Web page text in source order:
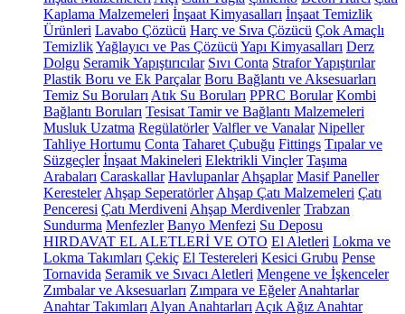
Kaplama Malzemeleri İnşaat Kimyasalları İnşaat Temizlik
Ürünleri Lavabo Çözücü Harç ve Sıva Çözücü Çok Amaçlı
TemizlikYağlayıcı ve Pas Çözücü Yapı Kimyasalları Derz
Dolgu Seramik Yapıştırıcılar Sıvı Conta Strafor Yapıştırılar
Plastik Boru ve Ek Parçalar Boru Bağlantı ve Aksesuarları
Temiz Su Boruları Atık Su Boruları PPRC Borular Kombi
Bağlantı Boruları Tesisat Tamir ve Bağlantı Malzemeleri
Musluk Uzatma Regülatörler Valfler ve Vanalar Nipeller
Tahliye Hortumu Conta Taharet Çubuğu Fittings Tıpalar ve
Süzgeçler İnşaat Makineleri Elektrikli Vinçler Taşıma
Arabaları Caraskallar Havlupanlar Ahşaplar Masif Paneller
Keresteler Ahşap Seperatörler Ahşap Çatı Malzemeleri Çatı
Penceresi Çatı Merdiveni Ahşap Merdivenler Trabzan
Sundurma Menfezler Banyo Menfezi Su Deposu
HIRDAVAT EL ALETLERİ VE OTO El Aletleri Lokma ve
Lokma Takımları Çekiç El Testereleri Kesici Grubu Pense
Tornavida Seramik ve Sıvacı Aletleri Mengene ve İşkenceler
Zımbalar ve Aksesuarları Zımpara ve Eğeler Anahtarlar
Anahtar Takımları Alyan Anahtarları Açık Ağız Anahtar